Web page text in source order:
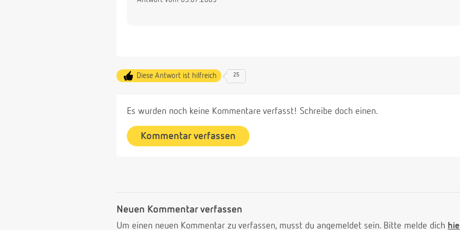
Diese Antwort ist hilfreich 25
Es wurden noch keine Kommentare verfasst! Schreibe doch einen.
Kommentar verfassen
Neuen Kommentar verfassen
Um einen neuen Kommentar zu verfassen, musst du angemeldet sein. Bitte melde dich